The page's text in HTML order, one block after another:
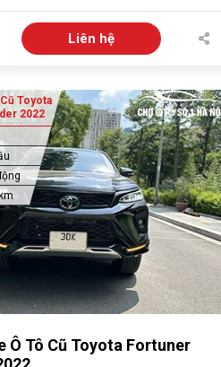
Liên hệ
Toyota
2022
Ô Tô Cũ Toyota Fortuner